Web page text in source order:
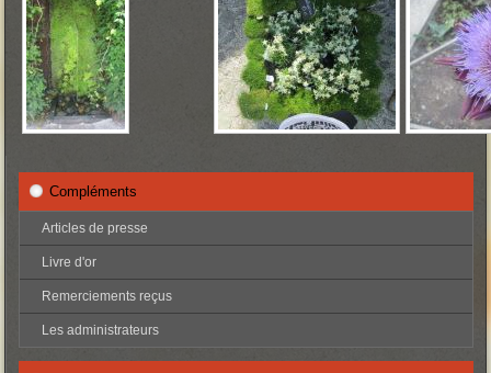
Compléments
Articles de presse
Livre d'or
Remerciements reçus
Les administrateurs